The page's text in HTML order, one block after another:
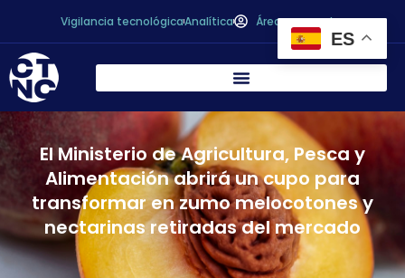
Vigilancia tecnológicaAnalítica Área personal
El Ministerio de Agricultura, Pesca y
Alimentación abrirá un cupo para
transformar en zumo melocotones y
nectarinas retiradas del mercado
ES